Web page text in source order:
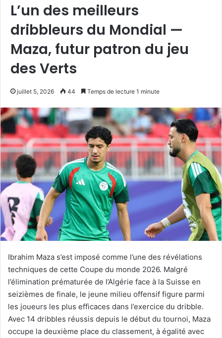
L’un des meilleurs
dribbleurs du Mondial —
Maza, futur patron du jeu
des Verts
juillet 5, 2026 44 Temps de lecture 1 minute
Ibrahim Maza s’est imposé comme l’une des révélations
techniques de cette Coupe du monde 2026. Malgré
l’élimination prématurée de l’Algérie face à la Suisse en
seizièmes de finale, le jeune milieu offensif figure parmi
les joueurs les plus efficaces dans l’exercice du dribble.
Avec 14 dribbles réussis depuis le début du tournoi, Maza
occupe la deuxième place du classement, à égalité avec